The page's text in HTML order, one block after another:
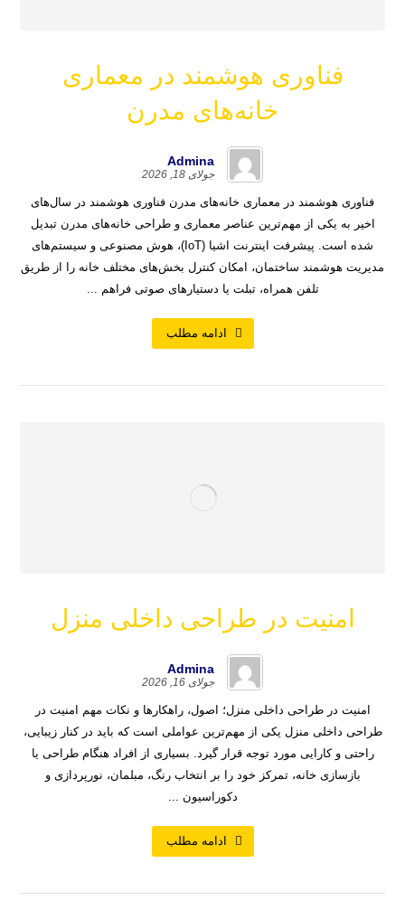
فناوری هوشمند در معماری
خانه‌های مدرن
Admina
جولای 18, 2026
فناوری هوشمند در معماری خانه‌های مدرن فناوری هوشمند در سال‌های
اخیر به یکی از مهم‌ترین عناصر معماری و طراحی خانه‌های مدرن تبدیل
شده است. پیشرفت اینترنت اشیا (IoT)، هوش مصنوعی و سیستم‌های
مدیریت هوشمند ساختمان، امکان کنترل بخش‌های مختلف خانه را از طریق
تلفن همراه، تبلت یا دستیارهای صوتی فراهم ...
ادامه مطلب
امنیت در طراحی داخلی منزل
Admina
جولای 16, 2026
امنیت در طراحی داخلی منزل؛ اصول، راهکارها و نکات مهم امنیت در
طراحی داخلی منزل یکی از مهم‌ترین عواملی است که باید در کنار زیبایی،
راحتی و کارایی مورد توجه قرار گیرد. بسیاری از افراد هنگام طراحی یا
بازسازی خانه، تمرکز خود را بر انتخاب رنگ، مبلمان، نورپردازی و
دکوراسیون ...
ادامه مطلب